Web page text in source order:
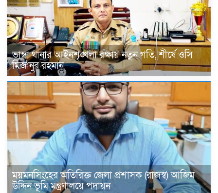
ভাঙ্গা থানার আইনশৃঙ্খলা রক্ষায় নতুন গতি, শীর্ষে ওসি
মিজানুর রহমান
ময়মনসিংহের অতিরিক্ত জেলা প্রশাসক (রাজস্ব) আজিম
উদ্দিন ভূমি মন্ত্রণালয়ে পদায়ন